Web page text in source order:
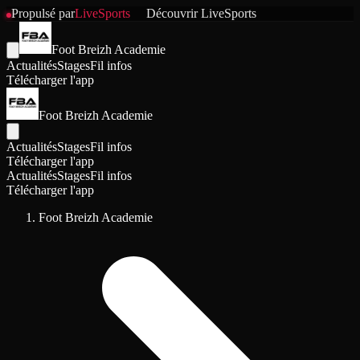
Propulsé parLiveSports DécouvrirLiveSports
Foot Breizh Academie
ActualitésStagesFil infos
Télécharger l'app
Foot Breizh Academie
ActualitésStagesFil infos
Télécharger l'app
ActualitésStagesFil infos
Télécharger l'app
Foot Breizh Academie